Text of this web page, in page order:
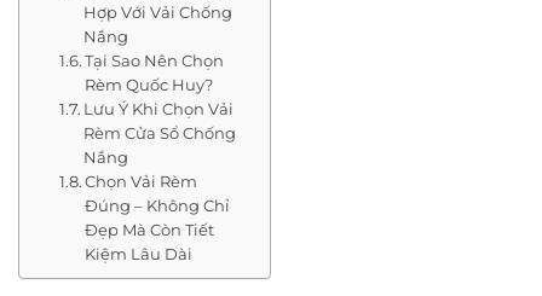
Hợp Với Vải Chống
Nắng
Tại Sao Nên Chọn
Rèm Quốc Huy?
Lưu Ý Khi Chọn Vải
Rèm Cửa Sổ Chống
Nắng
Chọn Vải Rèm
Đúng – Không Chỉ
Đẹp Mà Còn Tiết
Kiệm Lâu Dài